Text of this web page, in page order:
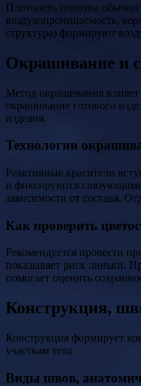
Плотность полотна обычно
воздухопроницаемость,
структура) формируют
Окрашивание и
Метод окрашивания влияет
окрашивание готового
изделия.
Технологии
Реактивные красители
и фиксируются
зависимости от состава.
Как проверить
Рекомендуется провести
показывает риск линьки.
помогает оценить
Конструкция,
Конструкция формирует
участкам тела.
Виды швов,